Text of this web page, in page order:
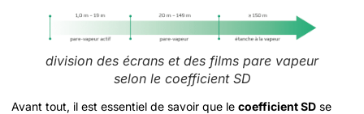
division des écrans et des films pare vapeur
selon le coefficient SD
Avant tout, il est essentiel de savoir que le coefficient SD se